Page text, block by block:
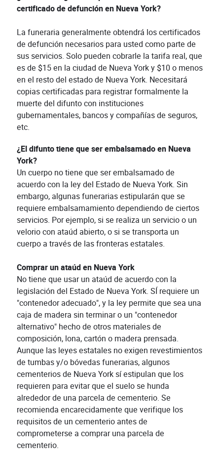
certificado de defunción en Nueva York?
La funeraria generalmente obtendrá los certificados
de defunción necesarios para usted como parte de
sus servicios. Solo pueden cobrarle la tarifa real, que
es de $15 en la ciudad de Nueva York y $10 o menos
en el resto del estado de Nueva York. Necesitará
copias certificadas para registrar formalmente la
muerte del difunto con instituciones
gubernamentales, bancos y compañías de seguros,
etc.
¿El difunto tiene que ser embalsamado en Nueva
York?
Un cuerpo no tiene que ser embalsamado de
acuerdo con la ley del Estado de Nueva York. Sin
embargo, algunas funerarias estipularán que se
requiere embalsamamiento dependiendo de ciertos
servicios. Por ejemplo, si se realiza un servicio o un
velorio con ataúd abierto, o si se transporta un
cuerpo a través de las fronteras estatales.
Comprar un ataúd en Nueva York
No tiene que usar un ataúd de acuerdo con la
legislación del Estado de Nueva York. SÍ requiere un
"contenedor adecuado", y la ley permite que sea una
caja de madera sin terminar o un "contenedor
alternativo" hecho de otros materiales de
composición, lona, cartón o madera prensada.
Aunque las leyes estatales no exigen revestimientos
de tumbas y/o bóvedas funerarias, algunos
cementerios de Nueva York sí estipulan que los
requieren para evitar que el suelo se hunda
alrededor de una parcela de cementerio. Se
recomienda encarecidamente que verifique los
requisitos de un cementerio antes de
comprometerse a comprar una parcela de
cementerio.